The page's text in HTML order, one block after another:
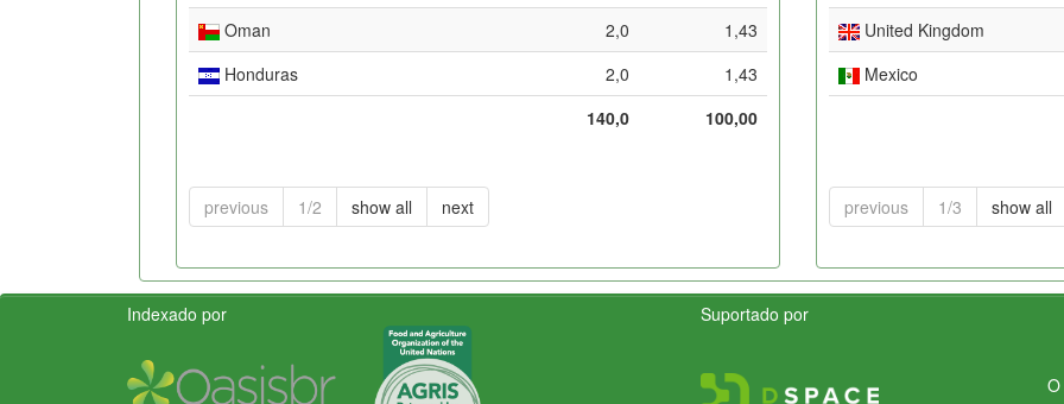
Oman
2,0
1,43
Honduras
2,0
1,43
140,0
100,00
previous 1/2 show all next
United Kingdom
Mexico
previous 1/3 show all
Indexado por Suportado por